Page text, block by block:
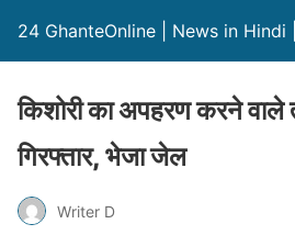
24 GhanteOnline | News in Hindi |
किशोरी का अपहरण करने वाले
गिरफ्तार, भेजा जेल
Writer D